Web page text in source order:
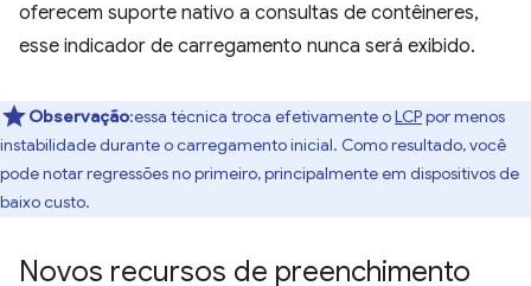
oferecem suporte nativo a consultas de contêineres,
esse indicador de carregamento nunca será exibido.
Observação:essa técnica troca efetivamente oLCPpor menos
instabilidade durante o carregamento inicial. Como resultado, você
pode notar regressões no primeiro, principalmente em dispositivos de
baixo custo.
Novos recursos de preenchimento